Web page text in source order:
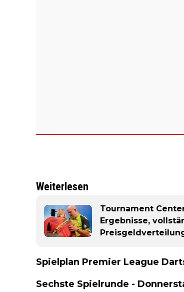
Weiterlesen
Tournament
Ergebnisse,
Spielplan Premier League
Sechste Spielrunde -